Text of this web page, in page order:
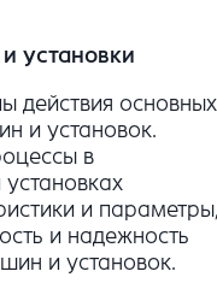
установки
действия основных
и установок.
в
и параметры,
и надежность
и установок.